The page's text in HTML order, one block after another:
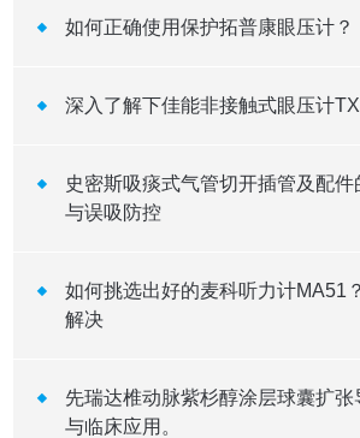
如何正确使用保护拓普康眼压计？
深入了解下佳能非接触式眼压计
史密斯吸痰式气管切开插管及配
与误吸防控
如何挑选出好的麦科听力计MA51
解决
先瑞达椎动脉紫杉醇涂层球囊扩张
与临床应用。